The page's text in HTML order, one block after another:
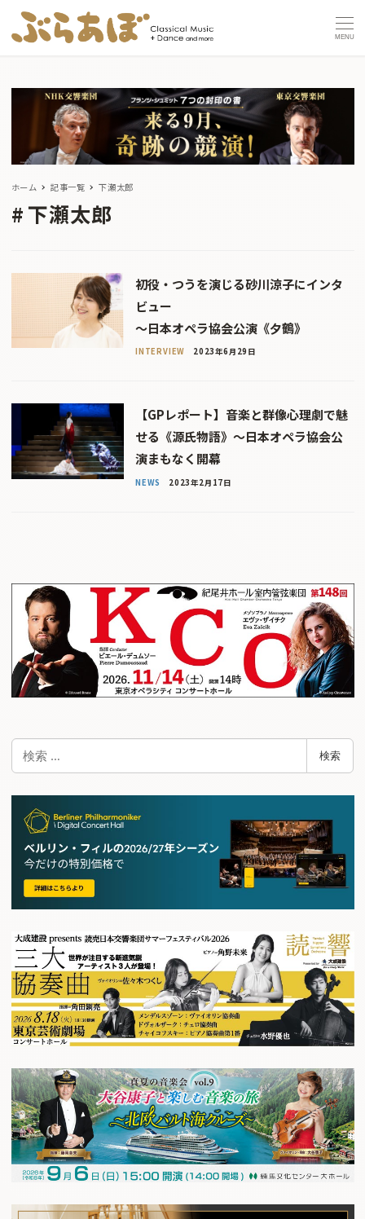
MENU
ホーム 記事一覧 下瀬太郎
下瀬太郎
初役・つうを演じる砂川涼子にインタ
ビュー
〜日本オペラ協会公演《夕鶴》
INTERVIEW 2023年6月29日
【GPレポート】音楽と群像心理劇で魅
せる《源氏物語》〜日本オペラ協会公
演まもなく開幕
NEWS 2023年2月17日
検索